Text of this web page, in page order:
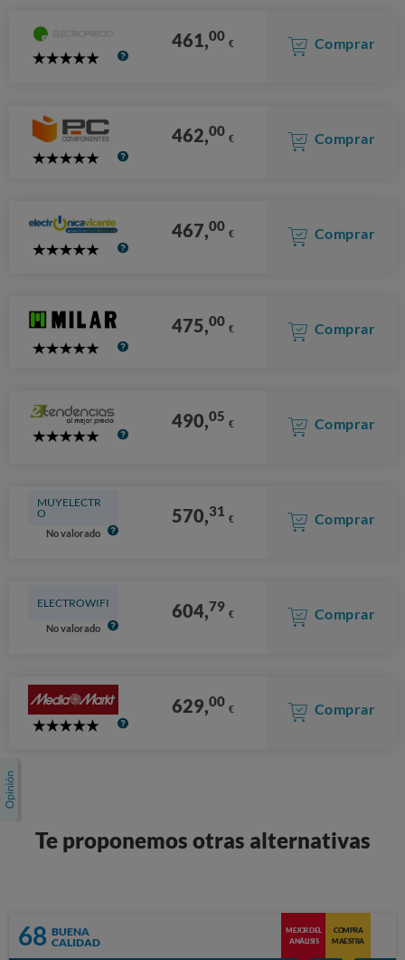
5
461,00 € Comprar
5
462,00 € Comprar
5
467,00 € Comprar
5
475,00 € Comprar
5
490,05 € Comprar
MUYELECTR
O
No valorado
570,31 € Comprar
ELECTROWIFI
No valorado
604,79 € Comprar
5
629,00 € Comprar
Te proponemos otras alternativas
68 BUENA
CALIDAD
MEJOR DEL
ANÁLISIS
COMPRA
MAESTRA